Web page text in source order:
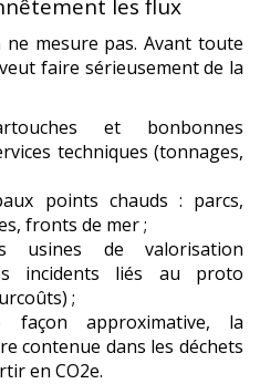
les flux
mesure pas. Avant toute
faire sérieusement de la
et bonbonnes
techniques (tonnages,
points chauds : parcs,
fronts de mer ;
usines de valorisation
incidents liés au proto
;
façon approximative, la
contenue dans les déchets
en CO2e.